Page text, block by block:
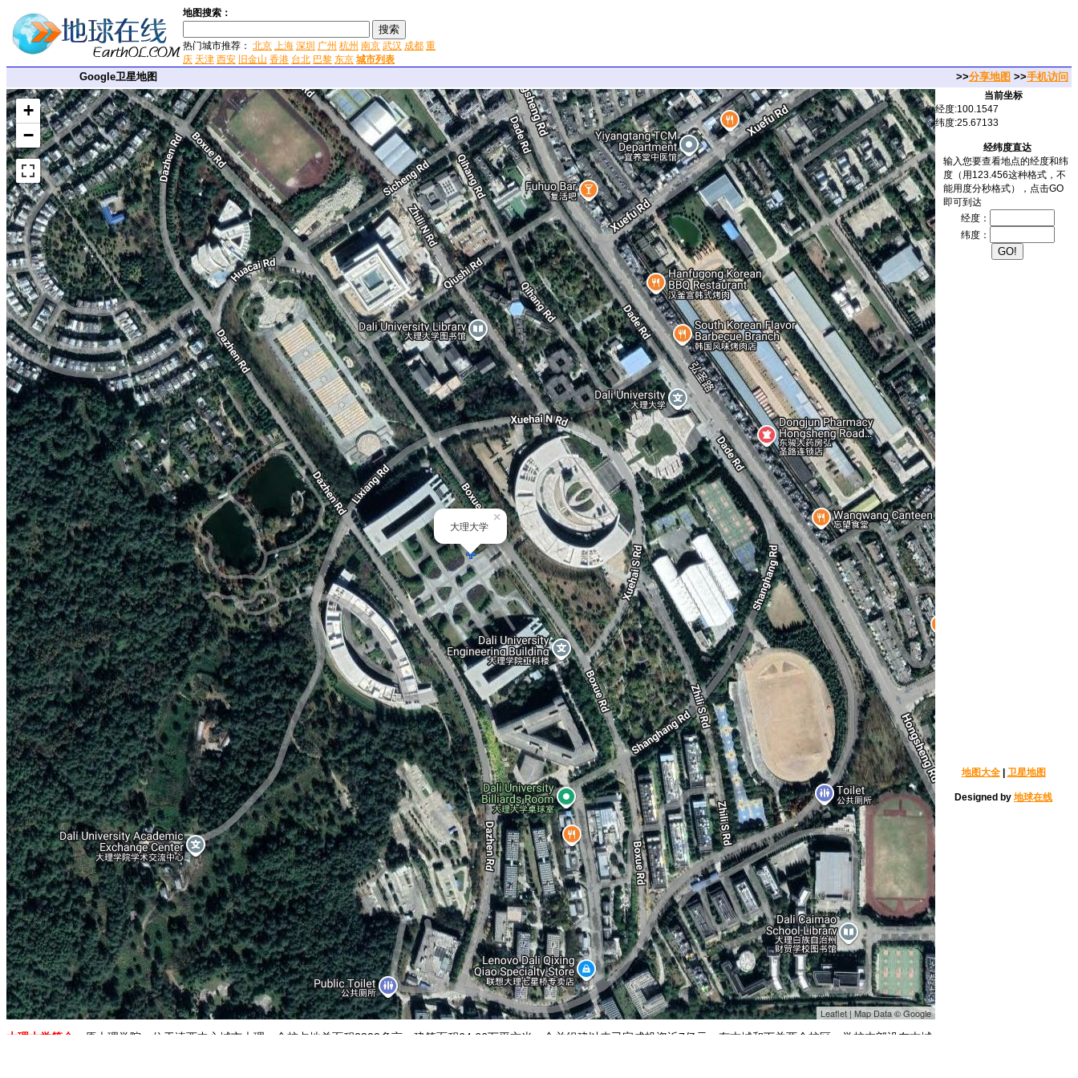
地图搜索：
热门城市推荐： 北京 上海 深圳 广州 杭州 南京 武汉 成都 重
庆 天津 西安 旧金山 香港 台北 巴黎 东京 城市列表
Google卫星地图 >>分享地图 >>手机访问
大理大学
×
+
−
Leaflet | Map Data © Google
大理大学简介：
原大理学院，位于滇西中心城市大理，全校占地总面积2300多亩，建筑面积64.66万平方米，合并组建以来已完成投资近7亿元，有古城和下关两个校区，学校本部设在古城
当前坐标
经度:100.1547
纬度:25.67133
经纬度直达
输入您要查看地点的经度和纬
度（用123.456这种格式，不
能用度分秒格式），点击GO
即可到达
经度：
纬度：
地图大全| 卫星地图
Designed by 地球在线